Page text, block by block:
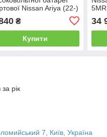
Nissan Ariya (22-)
₴
Купити
34
рік
7, Київ, Україна